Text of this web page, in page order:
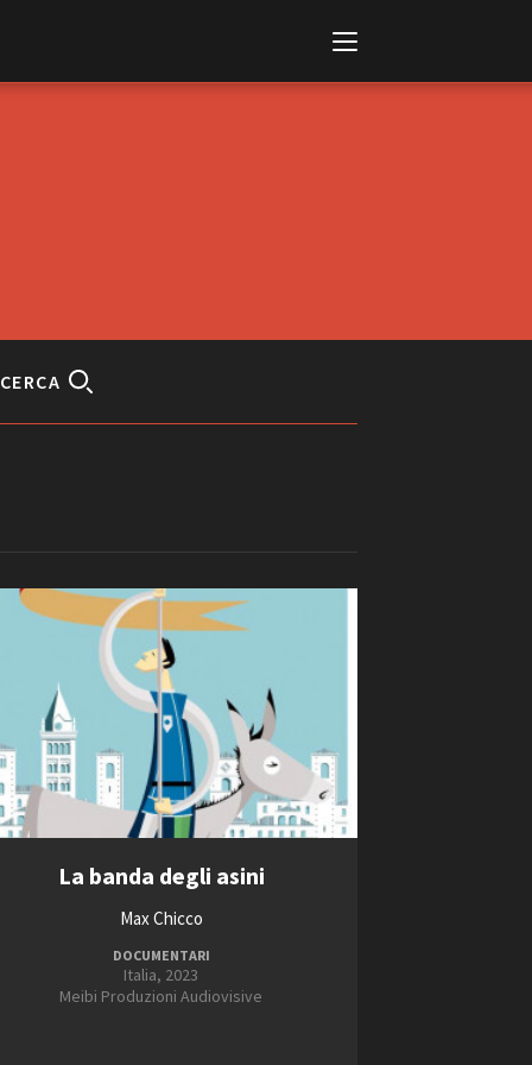
MARKETS, AWARDS
d’Arte
Venezia
Film Festival
Cinema di Roma
Festival
- Accedi al tuo profilo
- Scuola e Lavoro
CERCA
Videoclip
Short Film Fund
2025
2027
La banda degli asini
Max Chicco
DOCUMENTARI
Italia, 2023
Meibi Produzioni Audiovisive